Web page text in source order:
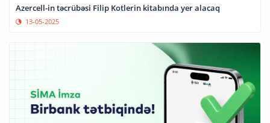
Azercell-in təcrübəsi Filip Kotlerin kitabında yer alacaq
13-05-2025